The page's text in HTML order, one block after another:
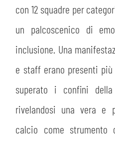
LAVORA CON NOI
ACADEMY
LEGENDS
PARTNER
con 12 squadre per
un palcoscenico di
inclusione. Una
e staff erano presenti più
superato i confini della
rivelandosi una vera e
calcio come strumento